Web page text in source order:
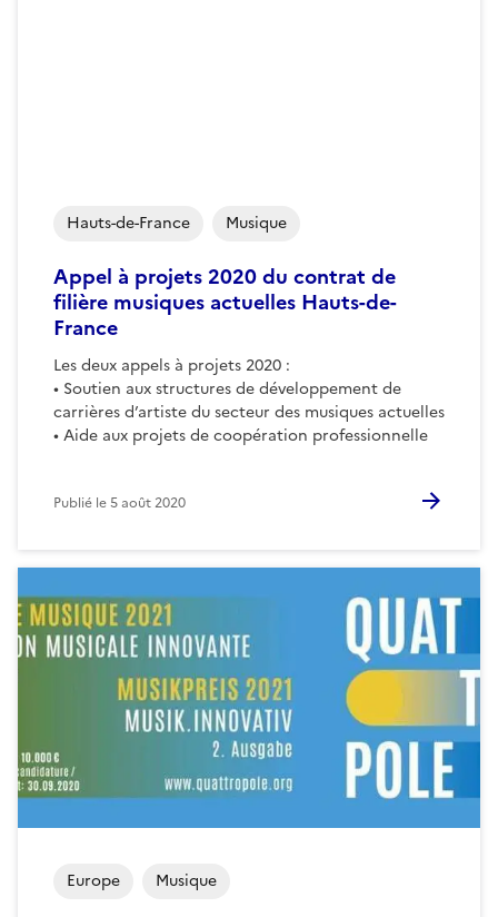
Appel à projets 2020 du contrat de
filière musiques actuelles Hauts-de-
France
Les deux appels à projets 2020 :
• Soutien aux structures de développement de
carrières d’artiste du secteur des musiques actuelles
• Aide aux projets de coopération professionnelle
Hauts-de-France Musique
Publié le5 août 2020
Europe Musique